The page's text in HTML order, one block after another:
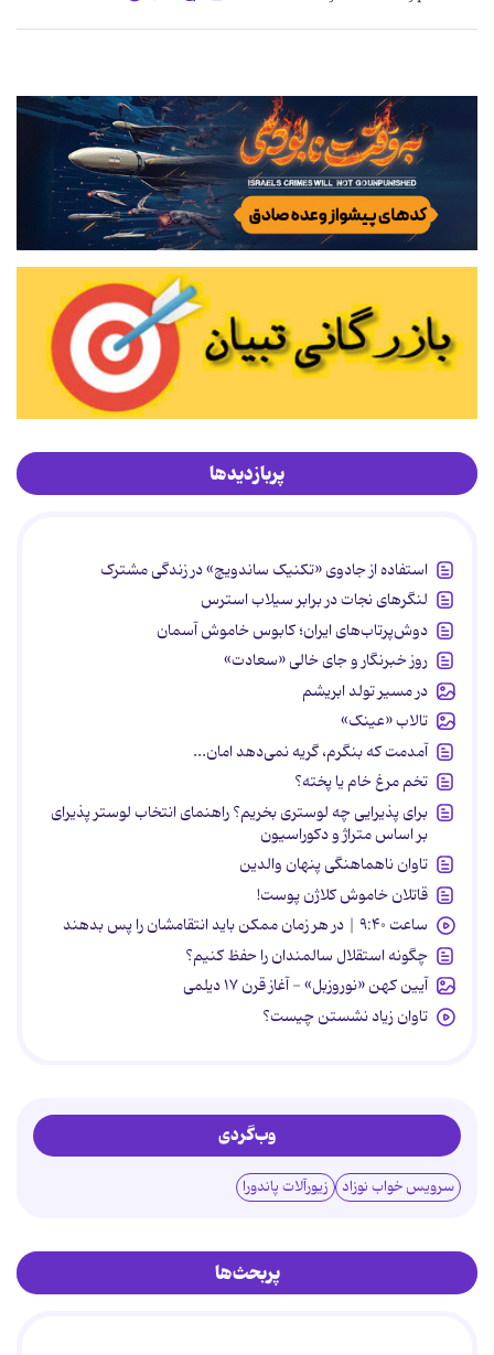
پربازدیدها
استفاده از جادوی «تکنیک ساندویچ» در زندگی مشترک
لنگرهای نجات در برابر سیلاب استرس
دوش‌پرتاب‌های ایران؛ کابوس خاموش آسمان
روز خبرنگار و جای خالی «سعادت»
در مسیر تولد ابریشم
تالاب «عینک»
آمدمت که بنگرم، گریه نمی‌دهد امان...
تخم مرغ خام یا پخته؟
برای پذیرایی چه لوستری بخریم؟ راهنمای انتخاب لوستر پذیرای
بر اساس متراژ و دکوراسیون
تاوان ناهماهنگی پنهان والدین
قاتلان خاموش کلاژن پوست!
ساعت ۹:۴۰ | در هر زمان ممکن باید انتقامشان را پس بدهند
چگونه استقلال سالمندان را حفظ کنیم؟
آیین کهن «نوروزبل» - آغاز قرن ۱۷ دیلمی
تاوان زیاد نشستن چیست؟
وب‌گردی
سرویس خواب نوزاد زیورآلات پاندورا
پربحث‌ها